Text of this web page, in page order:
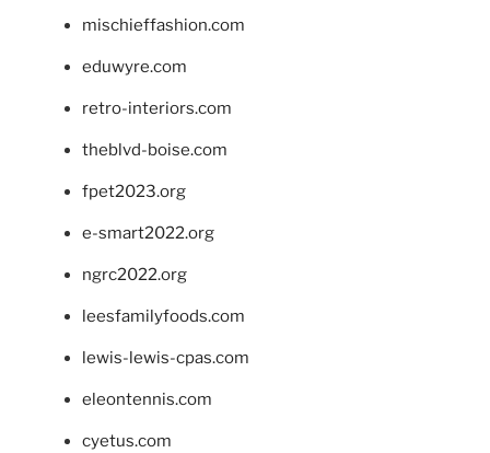
mischieffashion.com
eduwyre.com
retro-interiors.com
theblvd-boise.com
fpet2023.org
e-smart2022.org
ngrc2022.org
leesfamilyfoods.com
lewis-lewis-cpas.com
eleontennis.com
cyetus.com